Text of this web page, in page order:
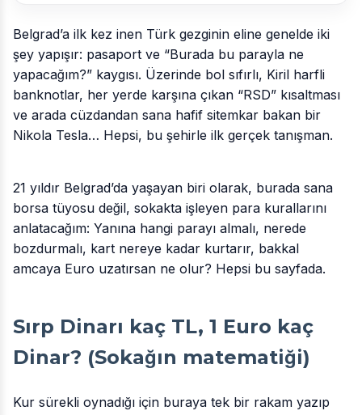
Belgrad’a ilk kez inen Türk gezginin eline genelde iki
şey yapışır: pasaport ve “Burada bu parayla ne
yapacağım?” kaygısı. Üzerinde bol sıfırlı, Kiril harfli
banknotlar, her yerde karşına çıkan “RSD” kısaltması
ve arada cüzdandan sana hafif sitemkar bakan bir
Nikola Tesla… Hepsi, bu şehirle ilk gerçek tanışman.
21 yıldır Belgrad’da yaşayan biri olarak, burada sana
borsa tüyosu değil, sokakta işleyen para kurallarını
anlatacağım: Yanına hangi parayı almalı, nerede
bozdurmalı, kart nereye kadar kurtarır, bakkal
amcaya Euro uzatırsan ne olur? Hepsi bu sayfada.​
Sırp Dinarı kaç TL, 1 Euro kaç
Dinar? (Sokağın matematiği)
Kur sürekli oynadığı için buraya tek bir rakam yazıp